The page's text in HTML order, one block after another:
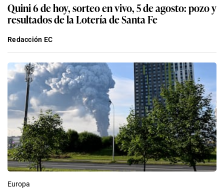
Quini 6 de hoy, sorteo en vivo, 5 de agosto: pozo y
resultados de la Lotería de Santa Fe
Redacción EC
Europa